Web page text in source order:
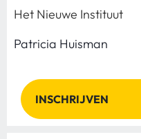
Het Nieuwe Instituut
Patricia Huisman
INSCHRIJVEN